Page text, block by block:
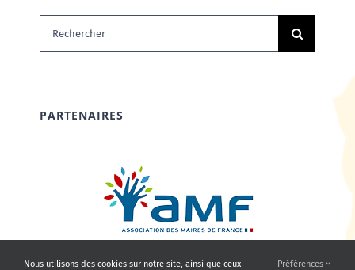
Rechercher:
PARTENAIRES
Nous utilisons des cookies sur notre site, ainsi que ceux Préférences